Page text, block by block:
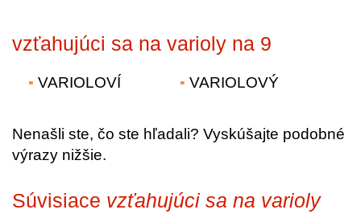
vzťahujúci sa na varioly na 9
VARIOLOVÍ VARIOLOVÝ
Nenašli ste, čo ste hľadali? Vyskúšajte podobné
výrazy nižšie.
Súvisiace vzťahujúci sa na varioly